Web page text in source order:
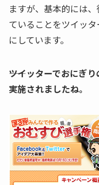
ますが、基本的には
ていることをツイッ
にしています。
――ツイッターでおにぎ
実施されましたね。